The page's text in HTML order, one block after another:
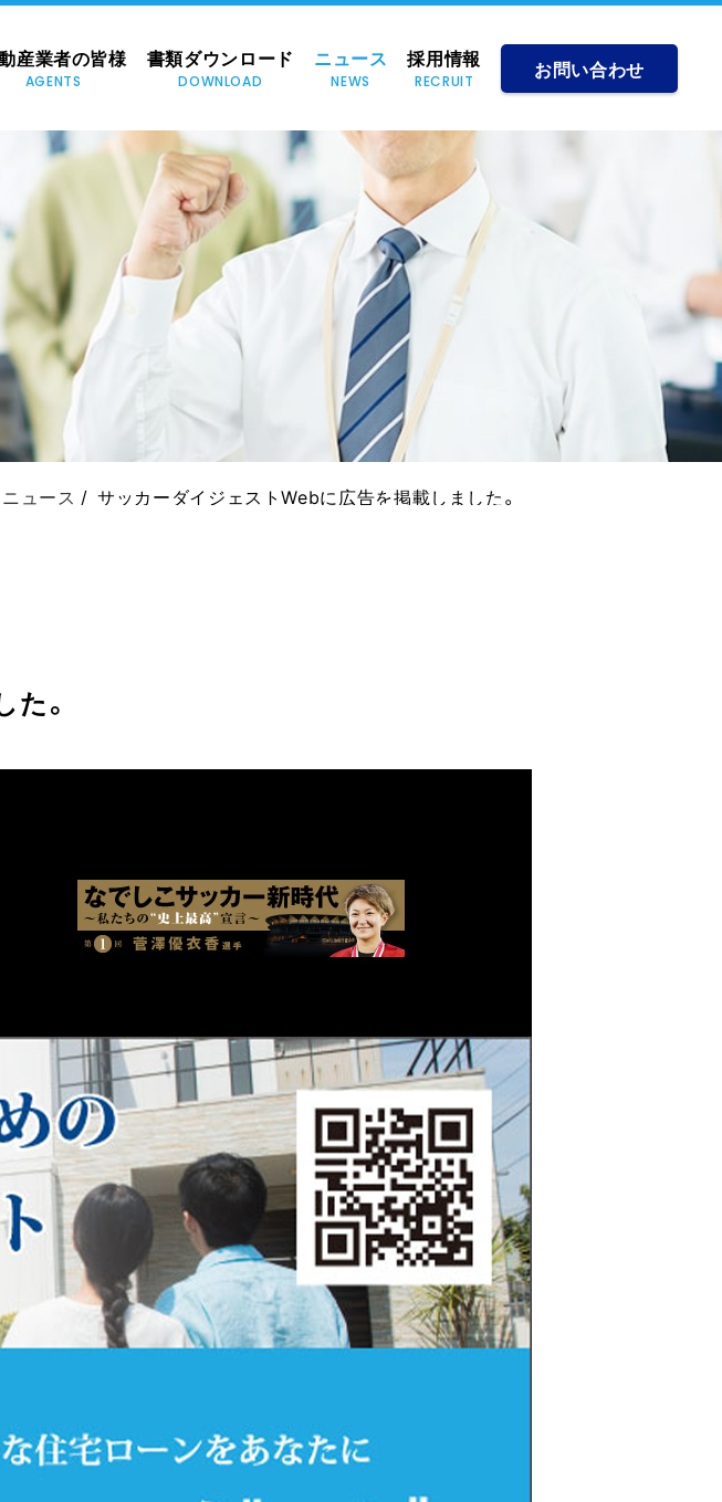
産業者の皆様
AGENTS
書類ダウンロード
DOWNLOAD
ニュース
NEWS
採用情報
RECRUIT お問い合わせ
ニュース / サッカーダイジェストWebに広告を掲載しました。
。